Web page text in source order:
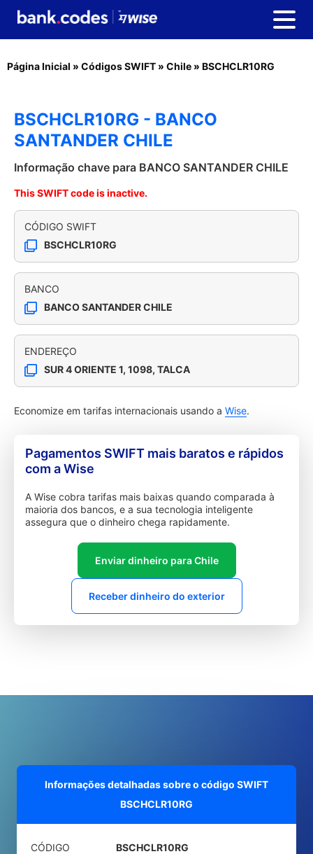
Página Inicial » Códigos SWIFT » Chile » BSCHCLR10RG
BSCHCLR10RG - BANCO
SANTANDER CHILE
Informação chave para BANCO SANTANDER CHILE
This SWIFT code is inactive.
CÓDIGO SWIFT
BSCHCLR10RG
BANCO
BANCO SANTANDER CHILE
ENDEREÇO
SUR 4 ORIENTE 1, 1098, TALCA
Economize em tarifas internacionais usando a Wise.
Pagamentos SWIFT mais baratos e rápidos
com a Wise
A Wise cobra tarifas mais baixas quando comparada à
maioria dos bancos, e a sua tecnologia inteligente
assegura que o dinheiro chega rapidamente.
Enviar dinheiro para Chile
Receber dinheiro do exterior
Informações detalhadas sobre o código SWIFT
BSCHCLR10RG
CÓDIGO
BSCHCLR10RG